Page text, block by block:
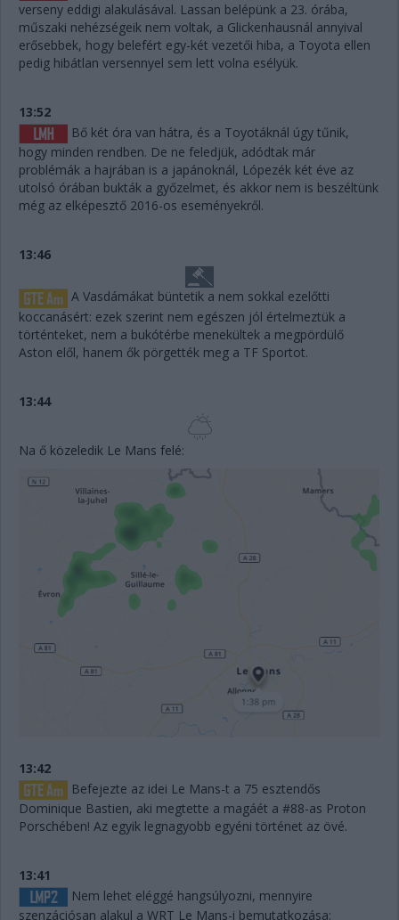
verseny eddigi alakulásával. Lassan belépünk a 23. órába,
műszaki nehézségeik nem voltak, a Glickenhausnál annyival
erősebbek, hogy belefért egy-két vezetői hiba, a Toyota ellen
pedig hibátlan versennyel sem lett volna esélyük.
13:52
Bő két óra van hátra, és a Toyotáknál úgy tűnik,
hogy minden rendben. De ne feledjük, adódtak már
problémák a hajrában is a japánoknál, Lópezék két éve az
utolsó órában bukták a győzelmet, és akkor nem is beszéltünk
még az elképesztő 2016-os eseményekről.
13:46
A Vasdámákat büntetik a nem sokkal ezelőtti
koccanásért: ezek szerint nem egészen jól értelmeztük a
történteket, nem a bukótérbe menekültek a megpördülő
Aston elől, hanem ők pörgették meg a TF Sportot.
13:44
Na ő közeledik Le Mans felé:
13:42
Befejezte az idei Le Mans-t a 75 esztendős
Dominique Bastien, aki megtette a magáét a #88-as Proton
Porschében! Az egyik legnagyobb egyéni történet az övé.
13:41
Nem lehet eléggé hangsúlyozni, mennyire
szenzációsan alakul a WRT Le Mans-i bemutatkozása: